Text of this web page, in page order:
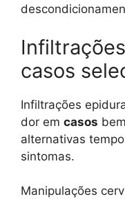
casos
Infiltrações
dor em casos
alternativas
sintomas.
Manipulações